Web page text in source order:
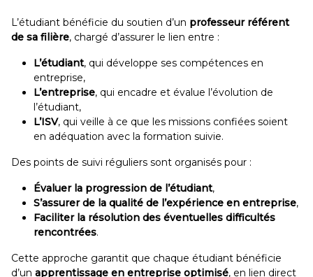
L’étudiant bénéficie du soutien d’un professeur référent
de sa filière, chargé d’assurer le lien entre :
L’étudiant, qui développe ses compétences en
entreprise,
L’entreprise, qui encadre et évalue l’évolution de
l’étudiant,
L’ISV, qui veille à ce que les missions confiées soient
en adéquation avec la formation suivie.
Des points de suivi réguliers sont organisés pour :
Évaluer la progression de l’étudiant,
S’assurer de la qualité de l’expérience en entreprise,
Faciliter la résolution des éventuelles difficultés
rencontrées.
Cette approche garantit que chaque étudiant bénéficie
d’un apprentissage en entreprise optimisé, en lien direct